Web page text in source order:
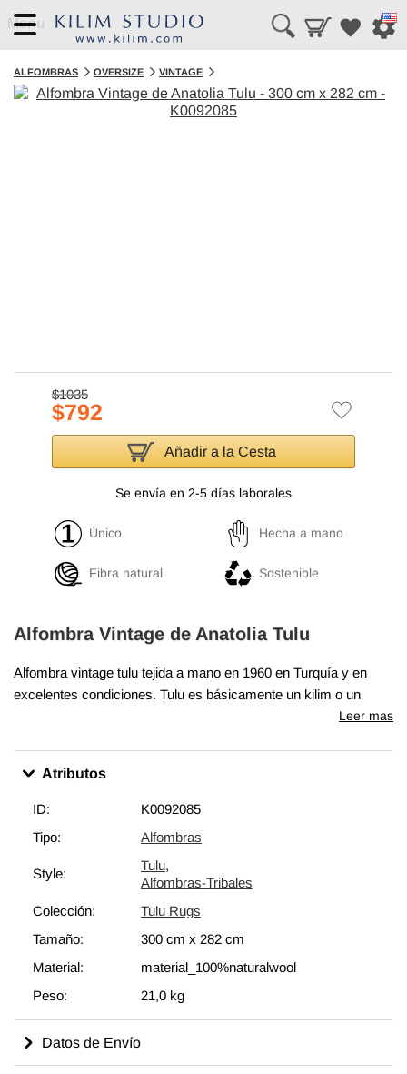
Menu
ALFOMBRAS OVERSIZE VINTAGE
$1035
$792
Añadir a la Cesta
Se envía en 2-5 días laborales
Único Hecha a mano
Fibra natural Sostenible
Alfombra Vintage de Anatolia Tulu
Alfombra vintage tulu tejida a mano en 1960 en Turquía y en
excelentes condiciones. Tulu es básicamente un kilim o un
tejido liso con mechones de lana o hilos de pelo de cabra
inglés de la palabra turca, "tüylü" que significa peluda. La técnica
utilizada para tejer es muy similar a "gabbeh" en Irán, alfombras
sido producidos para fines funcionales en lugar de
comercialmente y en regiones montañosas, por lo que todos
tienen una gran cantidad de pelo para proteger del frío. Su tejido
es más grueso para que se puedan tejer más rápido en casa
que las sofisticadas alfombras finas que solo se pueden tejer de
"primitivos" y usaban lana tejida a mano sin teñir o pocos
colores.
Leer mas
Atributos
ID:
K0092085
Tipo:
Alfombras
Style:
Tulu,
Alfombras-Tribales
Colección:
Tulu Rugs
Tamaño:
300 cm x 282 cm
Material:
material_100%naturalwool
Peso:
21,0 kg
Datos de Envío